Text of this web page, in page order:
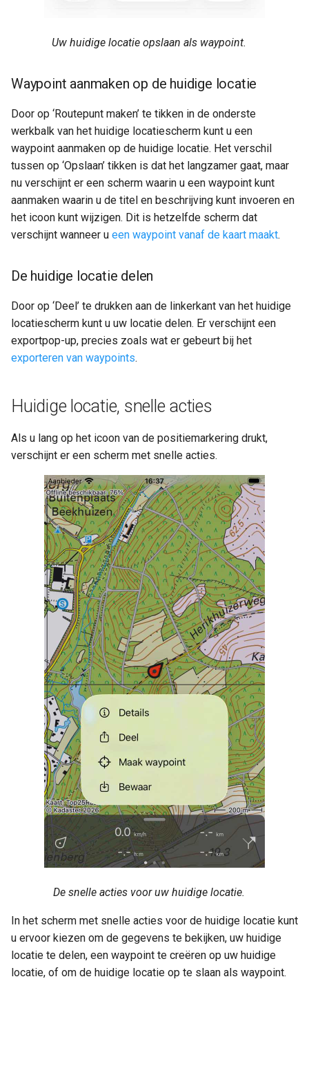
Uw huidige locatie opslaan als waypoint.
Waypoint aanmaken op de huidige locatie
Door op ‘Routepunt maken’ te tikken in de onderste
werkbalk van het huidige locatiescherm kunt u een
waypoint aanmaken op de huidige locatie. Het verschil
tussen op ‘Opslaan’ tikken is dat het langzamer gaat, maar
nu verschijnt er een scherm waarin u een waypoint kunt
aanmaken waarin u de titel en beschrijving kunt invoeren en
het icoon kunt wijzigen. Dit is hetzelfde scherm dat
verschijnt wanneer u een waypoint vanaf de kaart maakt.
De huidige locatie delen
Door op ‘Deel’ te drukken aan de linkerkant van het huidige
locatiescherm kunt u uw locatie delen. Er verschijnt een
exportpop-up, precies zoals wat er gebeurt bij het
exporteren van waypoints.
Huidige locatie, snelle acties
Als u lang op het icoon van de positiemarkering drukt,
verschijnt er een scherm met snelle acties.
De snelle acties voor uw huidige locatie.
In het scherm met snelle acties voor de huidige locatie kunt
u ervoor kiezen om de gegevens te bekijken, uw huidige
locatie te delen, een waypoint te creëren op uw huidige
locatie, of om de huidige locatie op te slaan als waypoint.